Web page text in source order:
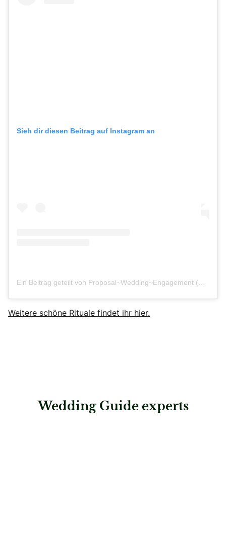
Sieh dir diesen Beitrag auf Instagram an
Ein Beitrag geteilt von Proposal~Wedding~Engagement (@she_saidyes)
Weitere schöne Rituale findet ihr hier.
Wedding Guide experts